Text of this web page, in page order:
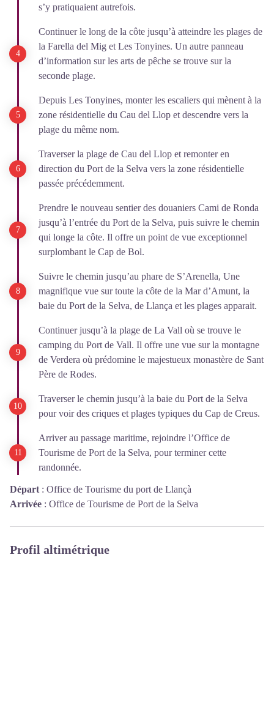
s’y pratiquaient autrefois.
Continuer le long de la côte jusqu’à atteindre les plages de
la Farella del Mig et Les Tonyines. Un autre panneau
d’information sur les arts de pêche se trouve sur la
seconde plage.
Depuis Les Tonyines, monter les escaliers qui mènent à la
zone résidentielle du Cau del Llop et descendre vers la
plage du même nom.
Traverser la plage de Cau del Llop et remonter en
direction du Port de la Selva vers la zone résidentielle
passée précédemment.
Prendre le nouveau sentier des douaniers Cami de Ronda
jusqu’à l’entrée du Port de la Selva, puis suivre le chemin
qui longe la côte. Il offre un point de vue exceptionnel
surplombant le Cap de Bol.
Suivre le chemin jusqu’au phare de S’Arenella, Une
magnifique vue sur toute la côte de la Mar d’Amunt, la
baie du Port de la Selva, de Llança et les plages apparait.
Continuer jusqu’à la plage de La Vall où se trouve le
camping du Port de Vall. Il offre une vue sur la montagne
de Verdera où prédomine le majestueux monastère de Sant
Père de Rodes.
Traverser le chemin jusqu’à la baie du Port de la Selva
pour voir des criques et plages typiques du Cap de Creus.
Arriver au passage maritime, rejoindre l’Office de
Tourisme de Port de la Selva, pour terminer cette
randonnée.
Départ : Office de Tourisme du port de Llançà
Arrivée : Office de Tourisme de Port de la Selva
Profil altimétrique